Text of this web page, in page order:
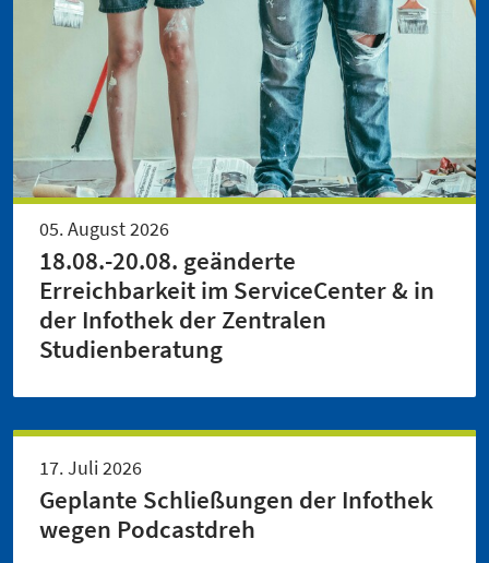
05. August 2026
18.08.-20.08. geänderte
Erreichbarkeit im ServiceCenter & in
der Infothek der Zentralen
Studienberatung
17. Juli 2026
Geplante Schließungen der Infothek
wegen Podcastdreh